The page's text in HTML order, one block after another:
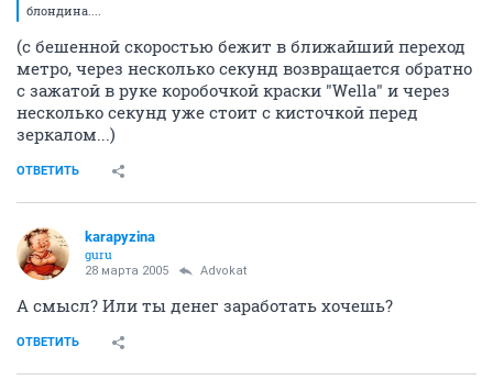
блондина....
(с бешенной скоростью бежит в ближайший переход
метро, через несколько секунд возвращается обратно
с зажатой в руке коробочкой краски "Wella" и через
несколько секунд уже стоит с кисточкой перед
зеркалом...)
ОТВЕТИТЬ
karapyzina
guru
28 марта 2005 Advokat
А смысл? Или ты денег заработать хочешь?
ОТВЕТИТЬ